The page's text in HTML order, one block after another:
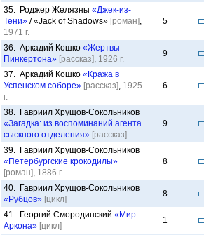
35. Роджер Желязны «Джек-из-
Тени» / «Jack of Shadows» [роман],
1971 г.
5
36. Аркадий Кошко «Жертвы
Пинкертона» [рассказ], 1926 г.
9
37. Аркадий Кошко «Кража в
Успенском соборе» [рассказ], 1925
г.
6
38. Гавриил Хрущов-Сокольников
«Загадка: из воспоминаний агента
сыскного отделения» [рассказ]
9
39. Гавриил Хрущов-Сокольников
«Петербургские крокодилы»
[роман], 1886 г.
8
40. Гавриил Хрущов-Сокольников
«Рубцов» [цикл]
8
41. Георгий Смородинский «Мир
Аркона» [цикл]
1